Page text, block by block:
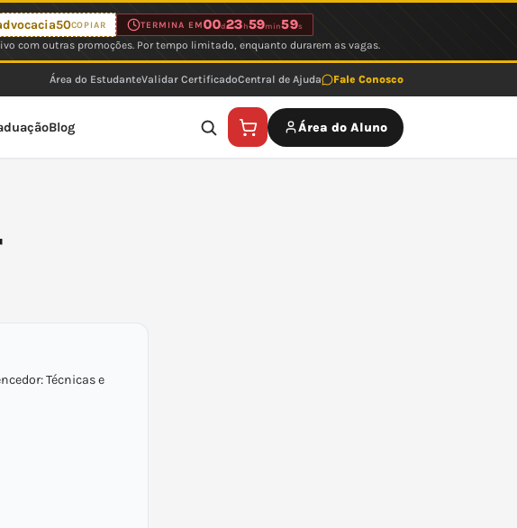
COPIAR TERMINA EM00d23 h59min59s
com outras promoções. Por tempo limitado, enquanto durarem as vagas.
Área do EstudanteValidar CertificadoCentral de Ajuda Fale Conosco
Blog Área do Aluno
Técnicas e